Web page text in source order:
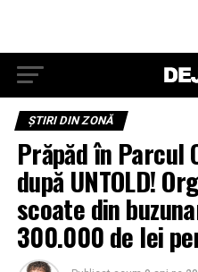
ŞTIRI DIN ZONĂ
Prăpăd în Parcul
după UNTOLD!
scoate din
300.000 de lei